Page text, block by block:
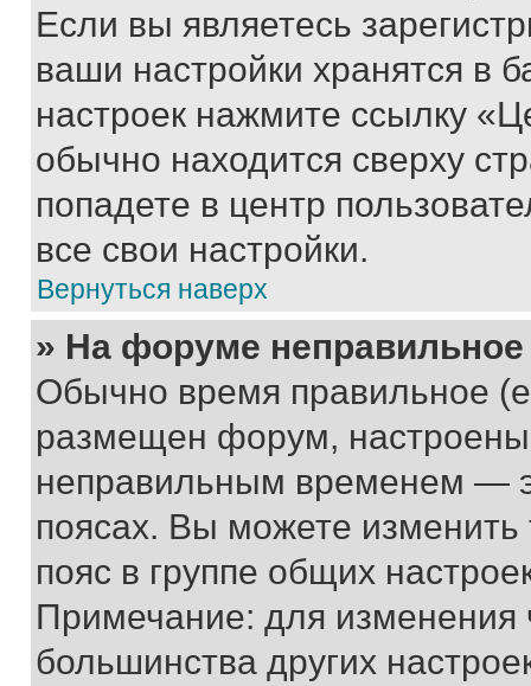
Если вы являетесь
ваши настройки хранятся в
настроек нажмите ссылку
обычно находится сверху
попадете в центр
все свои настройки.
Вернуться наверх
» На форуме
Обычно время правильное
размещен форум, настроены
неправильным временем —
поясах. Вы можете изменить
пояс в группе общих
Примечание: для изменения
большинства других